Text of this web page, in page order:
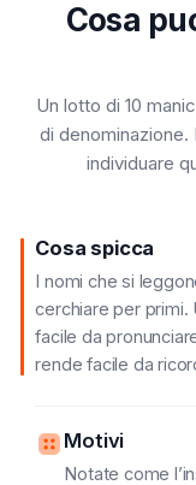
Cosa
Un lotto di 10
di denominazione.
individuare
Cosa spicca
I nomi che si
cerchiare per primi.
facile da
rende facile da
Motivi
Notate come